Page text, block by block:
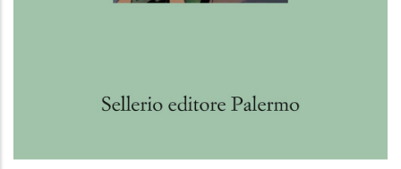
Agenti segreti